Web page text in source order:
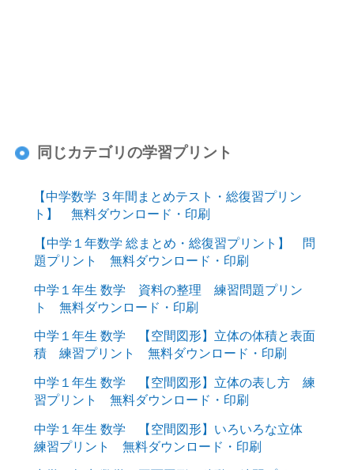
同じカテゴリの学習プリント
【中学数学 ３年間まとめテスト・総復習プリン
ト】 無料ダウンロード・印刷
【中学１年数学 総まとめ・総復習プリント】 問
題プリント 無料ダウンロード・印刷
中学１年生 数学 資料の整理 練習問題プリン
ト 無料ダウンロード・印刷
中学１年生 数学 【空間図形】立体の体積と表面
積 練習プリント 無料ダウンロード・印刷
中学１年生 数学 【空間図形】立体の表し方 練
習プリント 無料ダウンロード・印刷
中学１年生 数学 【空間図形】いろいろな立体
練習プリント 無料ダウンロード・印刷